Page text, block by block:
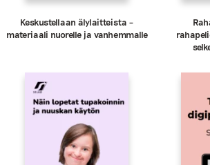
Keskustellaan älylaitteista –
materiaali nuorelle ja vanhemmalle